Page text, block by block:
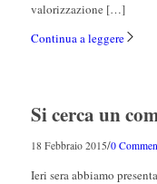
valorizzazione […]
Continua a leggere
Si cerca un
18 Febbraio 2015/0
Ieri sera abbiamo